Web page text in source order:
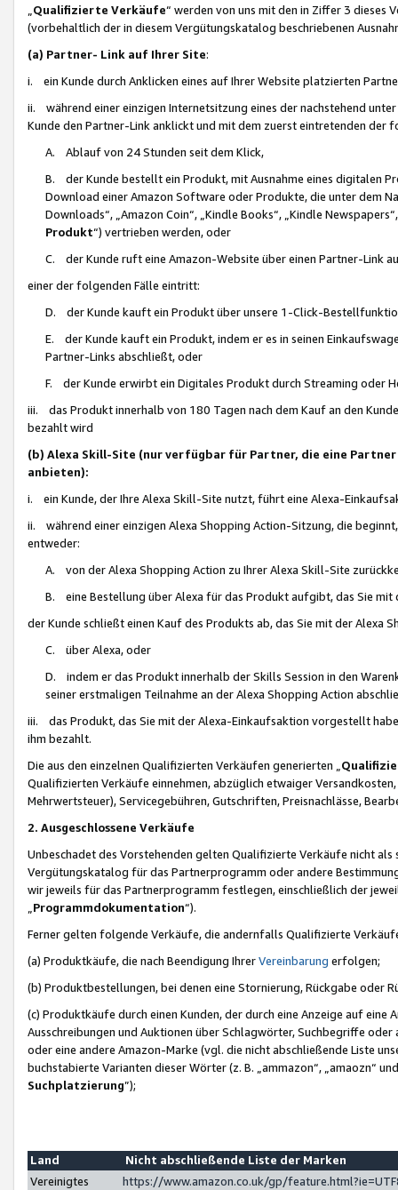
Qualifizierte Verkäufe“ werden von uns mit den in Ziffer 3
(vorbehaltlich der in diesem Vergütungskatalog beschriebenen
(a) Partner- Link auf Ihrer Site:
i. ein Kunde durch Anklicken eines auf Ihrer Website platzierten
ii. während einer einzigen Internetsitzung eines der nachstehend
Kunde den Partner-Link anklickt und mit dem zuerst eintretenden der
A. Ablauf von 24 Stunden seit dem Klick,
B. der Kunde bestellt ein Produkt, mit Ausnahme eines digitalen
Download einer Amazon Software oder Produkte, die unter dem
Downloads“, „Amazon Coin“, „Kindle Books“, „Kindle
Produkt“) vertrieben werden, oder
C. der Kunde ruft eine Amazon-Website über einen Partner-Link
einer der folgenden Fälle eintritt:
D. der Kunde kauft ein Produkt über unsere 1-Click-
E. der Kunde kauft ein Produkt, indem er es in seinen
Partner-Links abschließt, oder
F. der Kunde erwirbt ein Digitales Produkt durch Streaming oder
iii. das Produkt innerhalb von 180 Tagen nach dem Kauf an den
bezahlt wird
(b) Alexa Skill-Site (nur verfügbar für Partner, die eine
anbieten):
i. ein Kunde, der Ihre Alexa Skill-Site nutzt, führt eine Alexa-
ii. während einer einzigen Alexa Shopping Action-Sitzung, die
entweder:
A. von der Alexa Shopping Action zu Ihrer Alexa Skill-Site
B. eine Bestellung über Alexa für das Produkt aufgibt, das Sie mit
der Kunde schließt einen Kauf des Produkts ab, das Sie mit der Alexa
C. über Alexa, oder
D. indem er das Produkt innerhalb der Skills Session in den
seiner erstmaligen Teilnahme an der Alexa Shopping Action
iii. das Produkt, das Sie mit der Alexa-Einkaufsaktion vorgestellt
ihm bezahlt.
Die aus den einzelnen Qualifizierten Verkäufen generierten „
Qualifizierten Verkäufe einnehmen, abzüglich etwaiger
Mehrwertsteuer), Servicegebühren, Gutschriften, Preisnachlässe,
2. Ausgeschlossene Verkäufe
Unbeschadet des Vorstehenden gelten Qualifizierte Verkäufe nicht
Vergütungskatalog für das Partnerprogramm oder andere
wir jeweils für das Partnerprogramm festlegen, einschließlich der
Programmdokumentation“).
Ferner gelten folgende Verkäufe, die andernfalls Qualifizierte
(a) Produktkäufe, die nach Beendigung IhrerVereinbarung erfolgen;
(b) Produktbestellungen, bei denen eine Stornierung, Rückgabe oder
(c) Produktkäufe durch einen Kunden, der durch eine Anzeige auf
Ausschreibungen und Auktionen über Schlagwörter, Suchbegriffe
oder eine andere Amazon-Marke (vgl. die nicht abschließende Liste
buchstabierte Varianten dieser Wörter (z. B. „ammazon“, „amaozn“
Suchplatzierung”);
Land
Nicht abschließende Liste der Marken
Vereinigtes
https://www.amazon.co.uk/gp/